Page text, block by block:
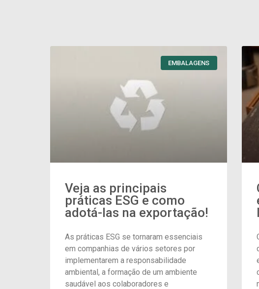
EMBALAGENS
Veja as principais
práticas ESG e como
adotá-las na exportação!
As práticas ESG se tornaram essenciais
em companhias de vários setores por
implementarem a responsabilidade
ambiental, a formação de um ambiente
saudável aos colaboradores e